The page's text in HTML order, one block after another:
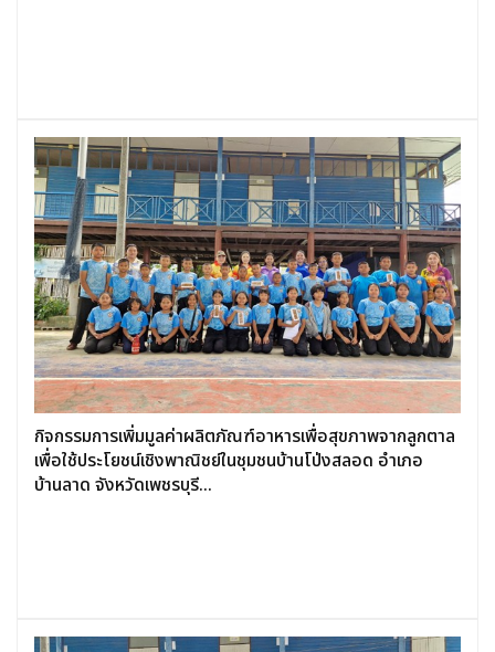
กิจกรรมการเพิ่มมูลค่าผลิตภัณฑ์อาหารเพื่อสุขภาพจากลูกตาล
เพื่อใช้ประโยชน์เชิงพาณิชย์ในชุมชนบ้านโป่งสลอด อำเภอ
บ้านลาด จังหวัดเพชรบุรี...